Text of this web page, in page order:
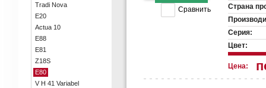
Tradi Nova
E20
Actua 10
E88
E81
Z18S
E80
V H 41 Variabel
Сравнить
Страна
Серия:
Цвет:
Цена: